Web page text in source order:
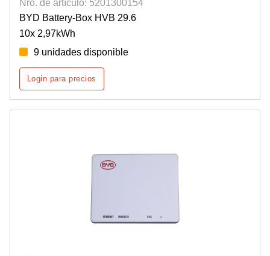
Nro. de artículo: 5201300154
BYD Battery-Box HVB 29.6
10x 2,97kWh
9 unidades disponible
Login para precios